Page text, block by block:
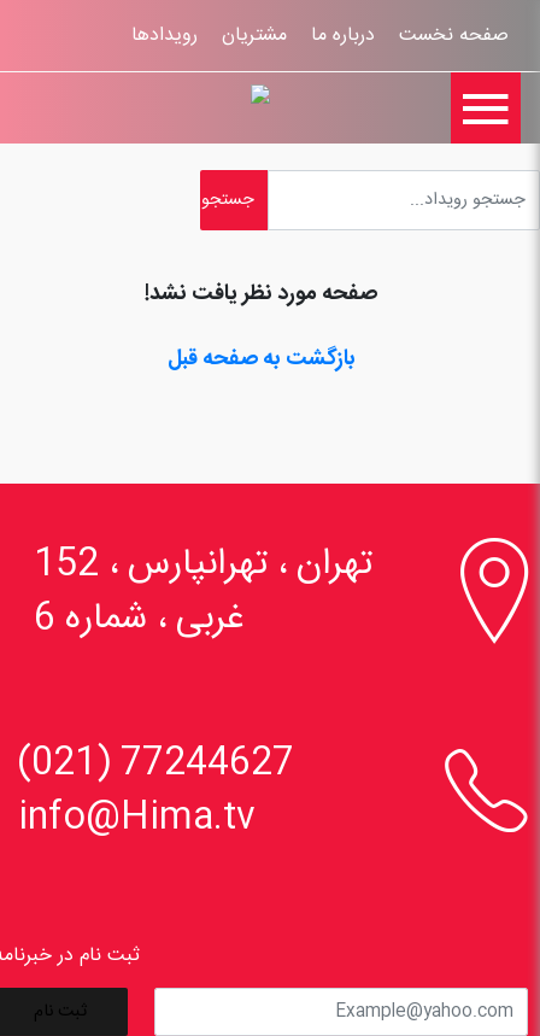
صفحه نخست درباره ما مشتریان رویدادها
ثبت شکایات راهنمای سایت
تماس با ما

صفحه مورد نظر یافت نشد!
بازگشت به صفحه قبل

تهران ، تهرانپارس ، 152
غربی ، شماره 6

77244627 (021)
info@Hima.tv
ثبت نام در